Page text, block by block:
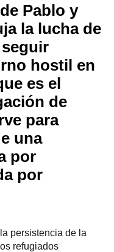
Pablo y
la lucha de
hostil en
es el
de
para
una
por
por
persistencia de la
refugiados